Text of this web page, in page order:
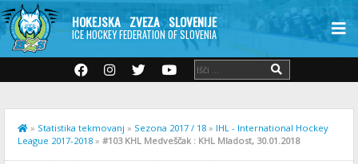
HOKEJSKA ZVEZA SLOVENIJE
ICE HOCKEY FEDERATION OF SLOVENIA
» Statistika tekmovanj » Sezona 2017 / 18 » IHL - International Hockey
League 2017-2018 » #103 KHL Medveščak : KHL Mladost, 30.01.2018